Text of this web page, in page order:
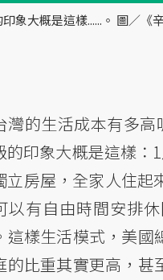
象大概是這樣......。 圖／
灣的生活成本有多
的印象大概是這樣：
立房屋，全家人住起
以有自由時間安排
這樣生活模式，美國
的比重其實更高，